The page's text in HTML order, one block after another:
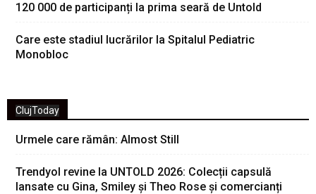
120 000 de participanți la prima seară de Untold
Care este stadiul lucrărilor la Spitalul Pediatric
Monobloc
ClujToday
Urmele care rămân: Almost Still
Trendyol revine la UNTOLD 2026: Colecții capsulă
lansate cu Gina, Smiley și Theo Rose și comercianți